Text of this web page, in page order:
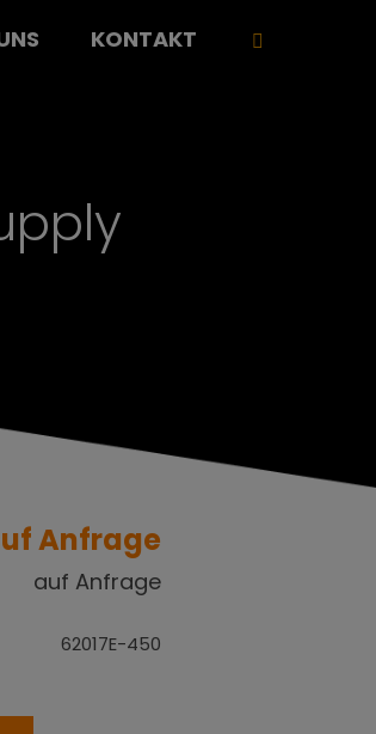
KONTAKT
Anfrage
auf Anfrage
62017E-450